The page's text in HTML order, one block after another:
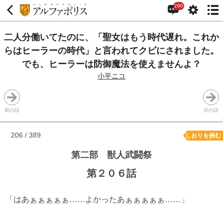
290
二人分働いてたのに、「聖女はもう時代遅れ。これか
らはヒーラーの時代」と言われてクビにされました。
でも、ヒーラーは防御魔法を使えませんよ？
小平ニコ
前の話 次の話
206 / 389 しおりを挟む
第二部 獣人武闘祭
第２０６話
「はあぁぁぁぁぁ……よかったあぁぁぁぁぁ……」